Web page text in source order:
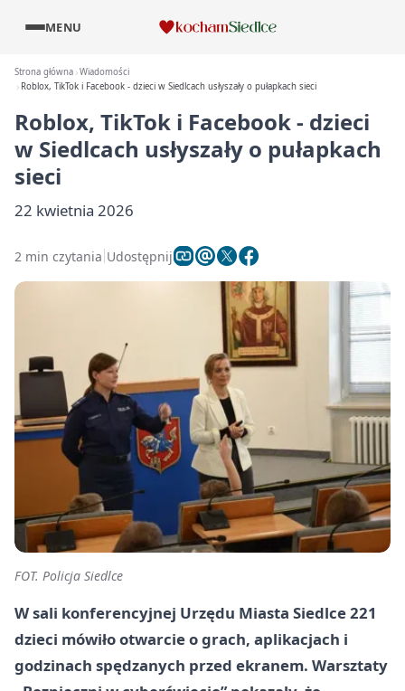
MENU
Strona główna Wiadomości
Roblox, TikTok i Facebook - dzieci w Siedlcach usłyszały o pułapkach sieci
Roblox, TikTok i Facebook - dzieci
w Siedlcach usłyszały o pułapkach
sieci
22 kwietnia 2026
2 min czytania Udostępnij
FOT. Policja Siedlce
W sali konferencyjnej Urzędu Miasta Siedlce221
dzieci mówiło otwarcie o grach, aplikacjach i
godzinach spędzanych przed ekranem. Warsztaty